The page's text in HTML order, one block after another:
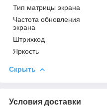
Тип матрицы экрана
Частота обновления
экрана
Штрихкод
Яркость
Скрыть
Условия доставки